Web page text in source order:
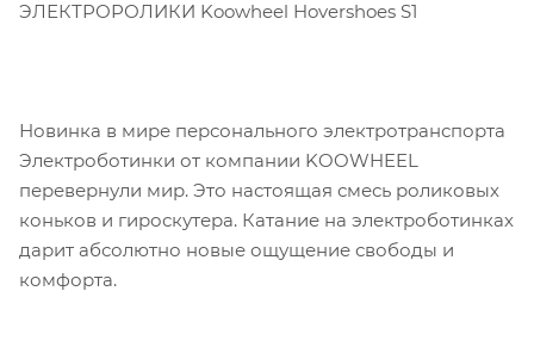
ЭЛЕКТРОРОЛИКИ Koowheel Hovershoes S1
Новинка в мире персонального электротранспорта
Электроботинки от компании KOOWHEEL
перевернули мир. Это настоящая смесь роликовых
коньков и гироскутера. Катание на электроботинках
дарит абсолютно новые ощущение свободы и
комфорта.